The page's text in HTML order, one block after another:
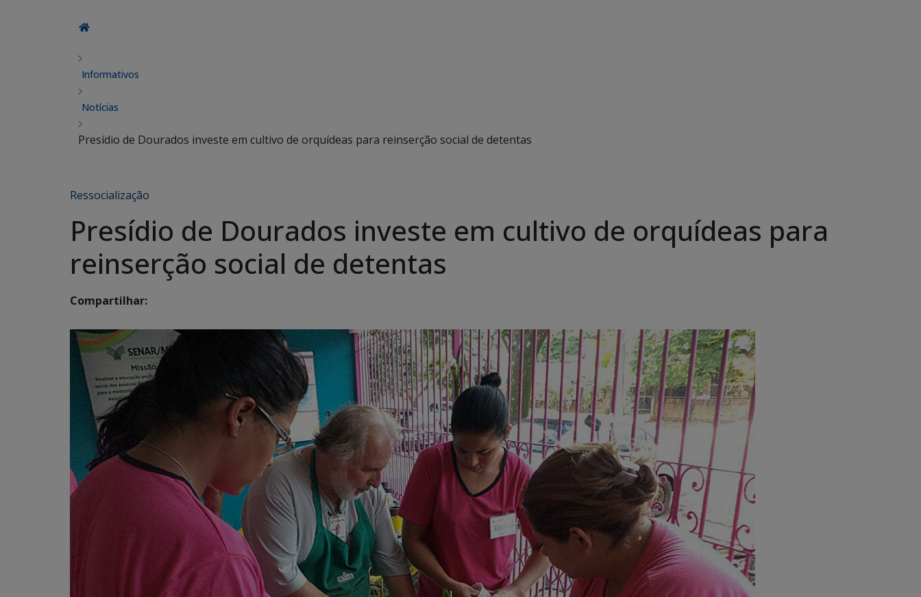
Informativos
Notícias
Presídio de Dourados investe em cultivo de orquídeas para reinserção social de detentas
Ressocialização
Presídio de Dourados investe em cultivo de orquídeas para
reinserção social de detentas
Compartilhar: